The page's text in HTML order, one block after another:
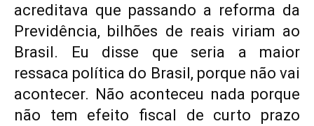
acreditava que passando a reforma da
Previdência, bilhões de reais viriam ao
Brasil. Eu disse que seria a maior
ressaca política do Brasil, porque não vai
acontecer. Não aconteceu nada porque
não tem efeito fiscal de curto prazo